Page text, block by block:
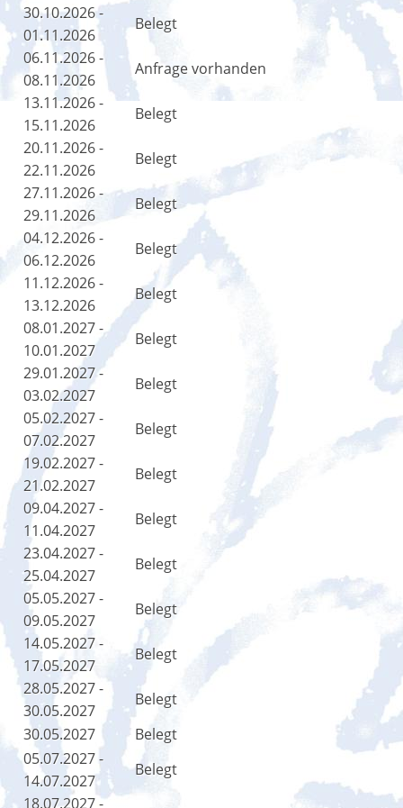
30.10.2026 -
01.11.2026
Belegt
06.11.2026 -
08.11.2026
Anfrage vorhanden
13.11.2026 -
15.11.2026
Belegt
20.11.2026 -
22.11.2026
Belegt
27.11.2026 -
29.11.2026
Belegt
04.12.2026 -
06.12.2026
Belegt
11.12.2026 -
13.12.2026
Belegt
08.01.2027 -
10.01.2027
Belegt
29.01.2027 -
03.02.2027
Belegt
05.02.2027 -
07.02.2027
Belegt
19.02.2027 -
21.02.2027
Belegt
09.04.2027 -
11.04.2027
Belegt
23.04.2027 -
25.04.2027
Belegt
05.05.2027 -
09.05.2027
Belegt
14.05.2027 -
17.05.2027
Belegt
28.05.2027 -
30.05.2027
Belegt
30.05.2027
Belegt
05.07.2027 -
14.07.2027
Belegt
18.07.2027 -